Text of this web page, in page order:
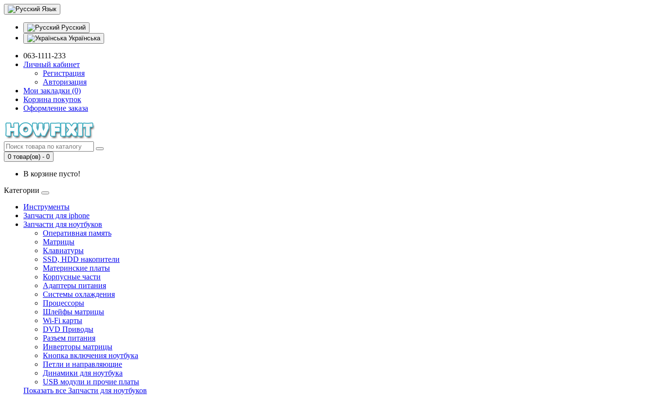
Язык
Русский
Українська
063-1111-233
Личный кабинет
Регистрация
Авторизация
Мои закладки (0)
Корзина покупок
Оформление заказа
0 товар(ов) - 0
В корзине пусто!
Категории
Инструменты
Запчасти для iphone
Запчасти для ноутбуков
Оперативная память
Матрицы
Клавиатуры
SSD, HDD накопители
Материнские платы
Корпусные части
Адаптеры питания
Системы охлаждения
Процессоры
Шлейфы матрицы
Wi-Fi карты
DVD Приводы
Разъем питания
Инверторы матрицы
Кнопка включения ноутбука
Петли и направляющие
Динамики для ноутбука
USB модули и прочие платы
Показать все Запчасти для ноутбуков